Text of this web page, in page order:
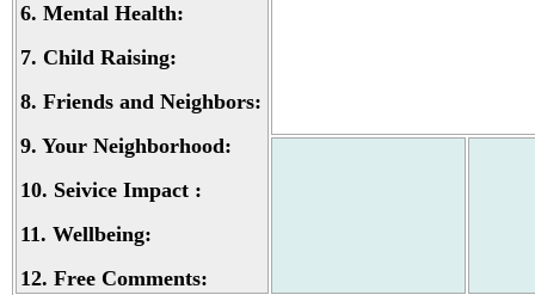
6. Mental Health:
7. Child Raising:
8. Friends and Neighbors:
9. Your Neighborhood:
10. Seivice Impact :
11. Wellbeing:
12. Free Comments: